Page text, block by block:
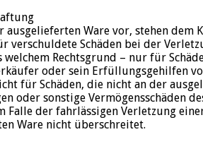
ausgelieferten Ware vor, stehen dem
verschuldete Schäden bei der
Rechtsgrund – nur für
oder sein Erfüllungsgehilfen
für Schäden, die nicht an der
oder sonstige Vermögensschäden
Falle der fahrlässigen Verletzung
Ware nicht überschreitet.